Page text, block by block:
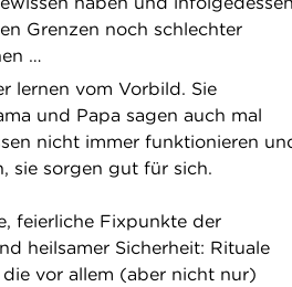
Grenzen noch schlechter
…
lernen vom Vorbild. Sie
und Papa sagen auch mal
nicht immer funktionieren
sie sorgen gut für sich.
feierliche Fixpunkte der
heilsamer Sicherheit: Rituale
vor allem (aber nicht nur)